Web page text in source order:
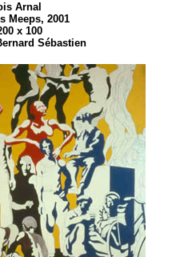
Arnal
Meeps, 2001
x 100
Sébastien